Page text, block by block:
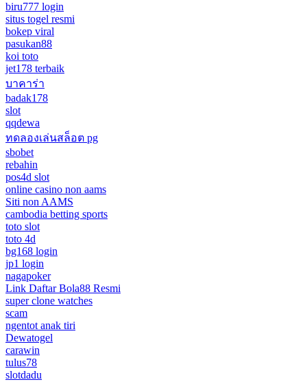
biru777 login
situs togel resmi
bokep viral
pasukan88
koi toto
jet178 terbaik
บาคาร่า
badak178
slot
qqdewa
ทดลองเล่นสล็อต pg
sbobet
rebahin
pos4d slot
online casino non aams
Siti non AAMS
cambodia betting sports
toto slot
toto 4d
bg168 login
jp1 login
nagapoker
Link Daftar Bola88 Resmi
super clone watches
scam
ngentot anak tiri
Dewatogel
carawin
tulus78
slotdadu